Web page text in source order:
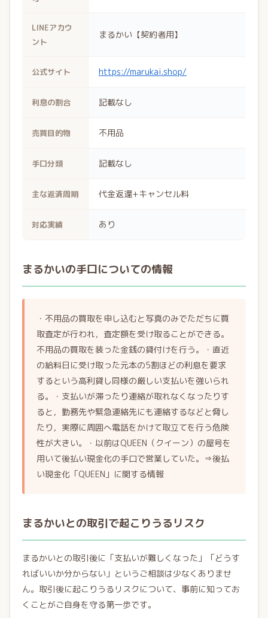
LINEアカウ
ント
まるかい【契約者用】
公式サイト https://marukai.shop/
利息の割合 記載なし
売買目的物 不用品
手口分類 記載なし
主な返済周期 代金返還+キャンセル料
対応実績 あり
まるかいの手口についての情報
・不用品の買取を申し込むと写真のみでただちに買
取査定が行われ，査定額を受け取ることができる。
不用品の買取を装った金銭の貸付けを行う。・直近
の給料日に受け取った元本の5割ほどの利息を要求
するという高利貸し同様の厳しい支払いを強いられ
る。・支払いが滞ったり連絡が取れなくなったりす
ると，勤務先や緊急連絡先にも連絡するなどと脅し
たり，実際に周囲へ電話をかけて取立てを行う危険
性が大きい。・以前はQUEEN（クイーン）の屋号を
用いて後払い現金化の手口で営業していた。⇒後払
い現金化「QUEEN」に関する情報
まるかいとの取引で起こりうるリスク
まるかいとの取引後に「支払いが難しくなった」「どうす
ればいいか分からない」というご相談は少なくありませ
ん。取引後に起こりうるリスクについて、事前に知ってお
くことがご自身を守る第一歩です。